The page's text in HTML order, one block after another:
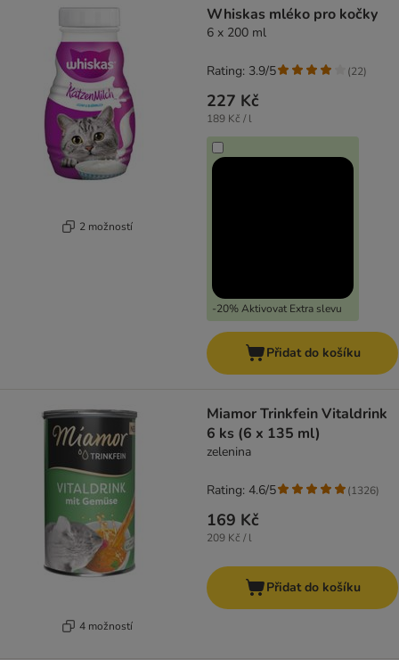
2 možností
Whiskas mléko pro kočky
6 x 200 ml
227 Kč
189 Kč / l
-20% Aktivovat Extra slevu
Rating: 3.9/5 (22)
Přidat do košíku
4 možností
Miamor Trinkfein Vitaldrink
6 ks (6 x 135 ml)
zelenina
169 Kč
209 Kč / l
Rating: 4.6/5 (1326)
Přidat do košíku